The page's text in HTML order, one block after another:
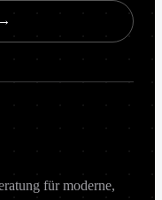
für moderne,